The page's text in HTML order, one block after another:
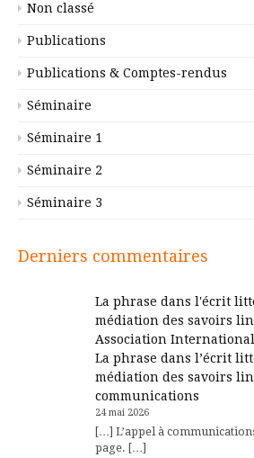
Non classé
Publications
Publications & Comptes-rendus
Séminaire
Séminaire 1
Séminaire 2
Séminaire 3
Derniers commentaires
La phrase dans l'écrit
médiation des savoirs
Association
La phrase dans l’écrit
médiation des savoirs
communications
24 mai 2026
[…] L’appel à
page. […]